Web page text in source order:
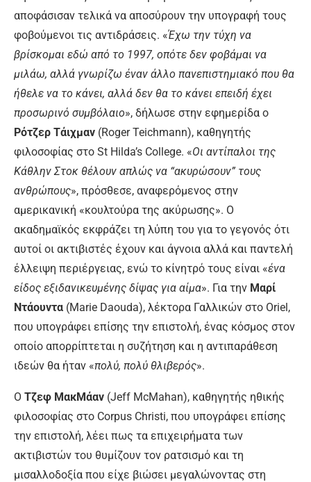
αποφάσισαν τελικά να αποσύρουν την υπογραφή τους
φοβούμενοι τις αντιδράσεις. «Έχω την τύχη να
βρίσκομαι εδώ από το 1997, οπότε δεν φοβάμαι να
μιλάω, αλλά γνωρίζω έναν άλλο πανεπιστημιακό που θα
ήθελε να το κάνει, αλλά δεν θα το κάνει επειδή έχει
προσωρινό συμβόλαιο», δήλωσε στην εφημερίδα ο
Ρότζερ Τάιχμαν (Roger Teichmann), καθηγητής
φιλοσοφίας στο St Hilda’s College. «Οι αντίπαλοι της
Κάθλην Στοκ θέλουν απλώς να “ακυρώσουν” τους
ανθρώπους», πρόσθεσε, αναφερόμενος στην
αμερικανική «κουλτούρα της ακύρωσης». Ο
ακαδημαϊκός εκφράζει τη λύπη του για το γεγονός ότι
αυτοί οι ακτιβιστές έχουν και άγνοια αλλά και παντελή
έλλειψη περιέργειας, ενώ το κίνητρό τους είναι «ένα
είδος εξιδανικευμένης δίψας για αίμα». Για την Μαρί
Ντάουντα (Marie Daouda), λέκτορα Γαλλικών στο Oriel,
που υπογράφει επίσης την επιστολή, ένας κόσμος στον
οποίο απορρίπτεται η συζήτηση και η αντιπαράθεση
ιδεών θα ήταν «πολύ, πολύ θλιβερός».
Ο Τζεφ ΜακΜάαν (Jeff McMahan), καθηγητής ηθικής
φιλοσοφίας στο Corpus Christi, που υπογράφει επίσης
την επιστολή, λέει πως τα επιχειρήματα των
ακτιβιστών του θυμίζουν τον ρατσισμό και τη
μισαλλοδοξία που είχε βιώσει μεγαλώνοντας στη